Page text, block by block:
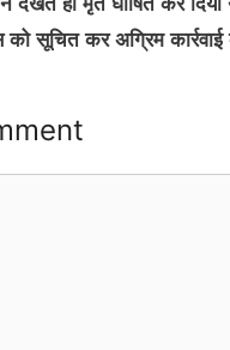
ने देखते ही मृत घोषित कर
सूचित कर अग्रिम